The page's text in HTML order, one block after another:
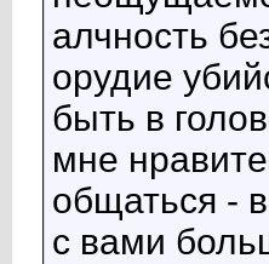
алчность
орудие
быть в
мне
общаться -
с вами